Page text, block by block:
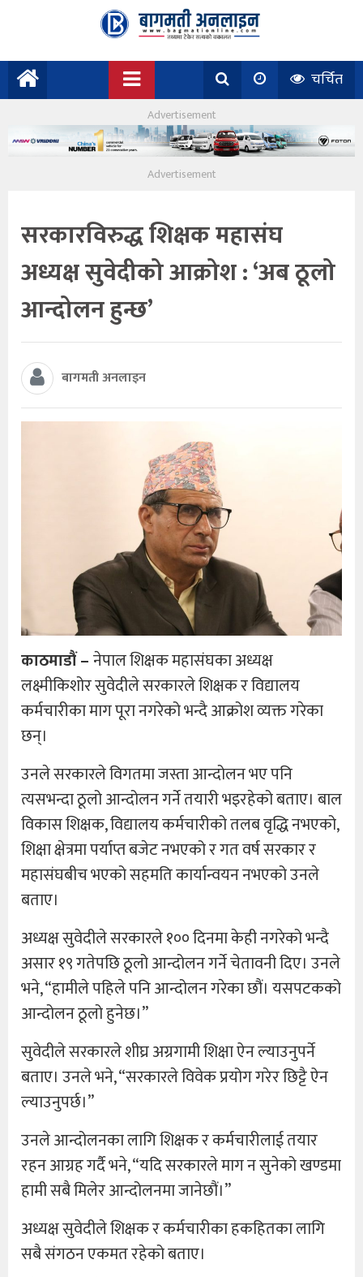
चर्चित
सरकारविरुद्ध शिक्षक महासंघ
अध्यक्ष सुवेदीको आक्रोश : ‘अब ठूलो
आन्दोलन हुन्छ’
बागमती अनलाइन
काठमाडौं –नेपाल शिक्षक महासंघका अध्यक्ष
लक्ष्मीकिशोर सुवेदीले सरकारले शिक्षक र विद्यालय
कर्मचारीका माग पूरा नगरेको भन्दै आक्रोश व्यक्त गरेका
छन्।
उनले सरकारले विगतमा जस्ता आन्दोलन भए पनि
त्यसभन्दा ठूलो आन्दोलन गर्ने तयारी भइरहेको बताए। बाल
विकास शिक्षक, विद्यालय कर्मचारीको तलब वृद्धि नभएको,
शिक्षा क्षेत्रमा पर्याप्त बजेट नभएको र गत वर्ष सरकार र
महासंघबीच भएको सहमति कार्यान्वयन नभएको उनले
बताए।
अध्यक्ष सुवेदीले सरकारले १०० दिनमा केही नगरेको भन्दै
असार १९ गतेपछि ठूलो आन्दोलन गर्ने चेतावनी दिए। उनले
भने, “हामीले पहिले पनि आन्दोलन गरेका छौं। यसपटकको
आन्दोलन ठूलो हुनेछ।”
सुवेदीले सरकारले शीघ्र अग्रगामी शिक्षा ऐन ल्याउनुपर्ने
बताए। उनले भने, “सरकारले विवेक प्रयोग गरेर छिट्टै ऐन
ल्याउनुपर्छ।”
उनले आन्दोलनका लागि शिक्षक र कर्मचारीलाई तयार
रहन आग्रह गर्दै भने, “यदि सरकारले माग न सुनेको खण्डमा
हामी सबै मिलेर आन्दोलनमा जानेछौं।”
अध्यक्ष सुवेदीले शिक्षक र कर्मचारीका हकहितका लागि
सबै संगठन एकमत रहेको बताए।